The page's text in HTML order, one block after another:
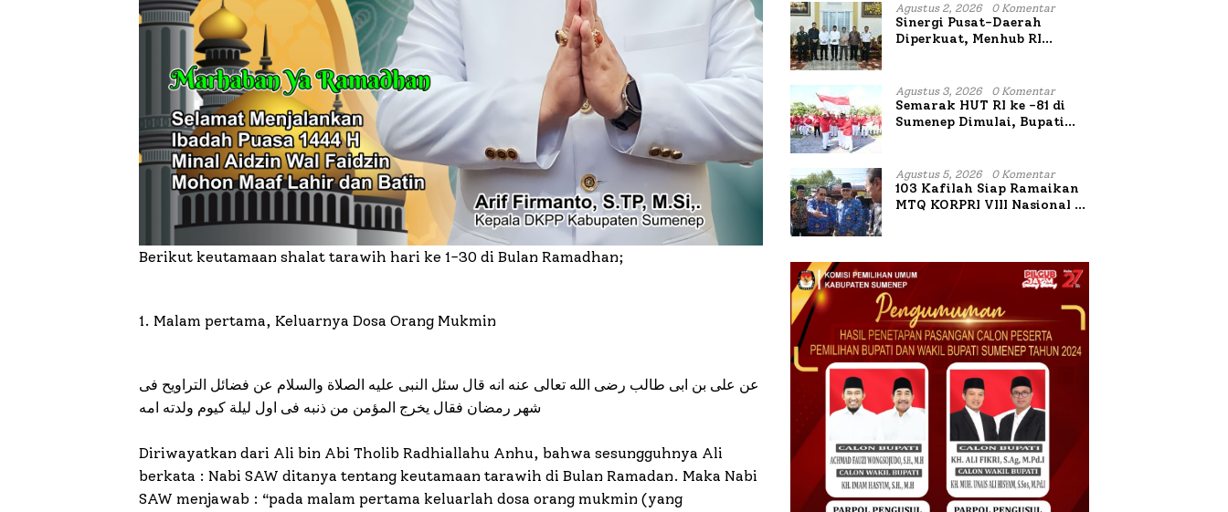
Berikut keutamaan shalat tarawih hari ke 1-30 di Bulan Ramadhan;
1. Malam pertama, Keluarnya Dosa Orang Mukmin
عن على بن ابى طالب رضى الله تعالى عنه انه قال سئل النبى عليه الصلاة والسلام عن فضائل التراويح فى
شهر رمضان فقال يخرج المؤمن من ذنبه فى اول ليلة كيوم ولدته امه
Diriwayatkan dari Ali bin Abi Tholib Radhiallahu Anhu, bahwa sesungguhnya Ali
berkata : Nabi SAW ditanya tentang keutamaan tarawih di Bulan Ramadan. Maka Nabi
SAW menjawab : “pada malam pertama keluarlah dosa orang mukmin (yang
Agustus 2, 2026 0 Komentar
Sinergi Pusat-Daerah
Diperkuat, Menhub RI
Mutiara Sentosa II
Agustus 3, 2026 0 Komentar
Semarak HUT RI ke -81 di
Sumenep Dimulai, Bupati
Terbakar
Agustus 5, 2026 0 Komentar
103 Kafilah Siap Ramaikan
MTQ KORPRI VIII Nasional di